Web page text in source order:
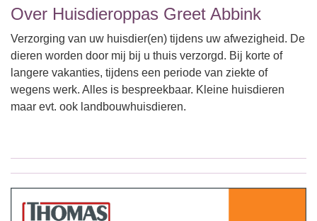
Over Huisdieroppas Greet Abbink
Verzorging van uw huisdier(en) tijdens uw afwezigheid. De
dieren worden door mij bij u thuis verzorgd. Bij korte of
langere vakanties, tijdens een periode van ziekte of
wegens werk. Alles is bespreekbaar. Kleine huisdieren
maar evt. ook landbouwhuisdieren.